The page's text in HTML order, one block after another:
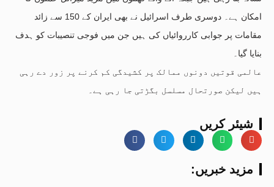
امکان ہے۔ دوسری طرف اسرائیل نے بھی ایران کے 150 سے زائد
مقامات پر جوابی کارروائیاں کی ہیں جن میں فوجی تنصیبات کو ہدف
بنایا گیا۔
عالمی قوتیں دونوں ممالک پر کشیدگی کم کرنے پر زور دے رہی
ہیں لیکن صورتحال مسلسل بگڑتی جا رہی ہے۔
شیئر کریں
:مزید خبریں